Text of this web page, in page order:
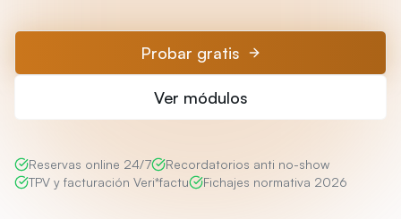
Probar gratis
Ver módulos
Reservas online 24/7
Recordatorios anti no-show
TPV y facturación Veri*factu
Fichajes normativa 2026